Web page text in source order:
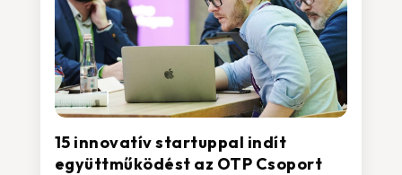
15 innovatív startuppal indít
együttműködést az OTP Csoport